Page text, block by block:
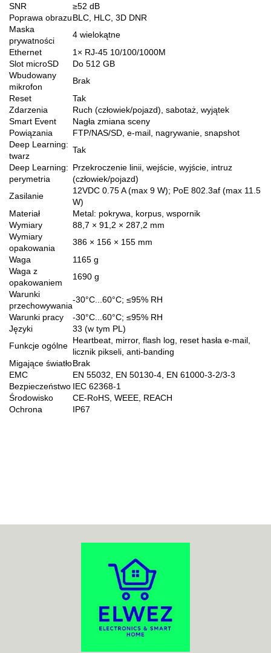
SNR
≥52 dB
Poprawa obrazuBLC, HLC, 3D DNR
Maska
prywatności
4 wielokątne
Ethernet
1× RJ-45 10/100/1000M
Slot microSD
Do 512 GB
Wbudowany
mikrofon
Brak
Reset
Tak
Zdarzenia
Ruch (człowiek/pojazd), sabotaż, wyjątek
Smart Event
Nagła zmiana sceny
Powiązania
FTP/NAS/SD, e-mail, nagrywanie, snapshot
Deep Learning:
twarz
Tak
Deep Learning:
perymetria
Przekroczenie linii, wejście, wyjście, intruz
(człowiek/pojazd)
Zasilanie
12VDC 0.75 A (max 9 W); PoE 802.3af (max 11.5
W)
Materiał
Metal: pokrywa, korpus, wspornik
Wymiary
88,7 × 91,2 × 287,2 mm
Wymiary
opakowania
386 × 156 × 155 mm
Waga
1165 g
Waga z
opakowaniem
1690 g
Warunki
przechowywania
-30°C...60°C; ≤95% RH
Warunki pracy
-30°C...60°C; ≤95% RH
Języki
33 (w tym PL)
Funkcje ogólne
Heartbeat, mirror, flash log, reset hasła e-mail,
licznik pikseli, anti-banding
Migające światłoBrak
EMC
EN 55032, EN 50130-4, EN 61000-3-2/3-3
Bezpieczeństwo IEC 62368-1
Środowisko
CE-RoHS, WEEE, REACH
Ochrona
IP67
ACO
ADATA